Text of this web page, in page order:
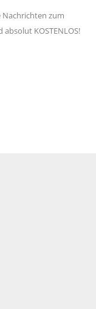
Nachrichten zum
KOSTENLOS!